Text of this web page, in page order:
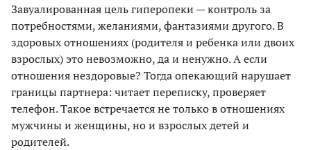
Завуалированная цель гиперопеки — контроль за
потребностями, желаниями, фантазиями другого. В
здоровых отношениях (родителя и ребенка или двоих
взрослых) это невозможно, да и ненужно. А если
отношения нездоровые? Тогда опекающий нарушает
границы партнера: читает переписку, проверяет
телефон. Такое встречается не только в отношениях
мужчины и женщины, но и взрослых детей и
родителей.